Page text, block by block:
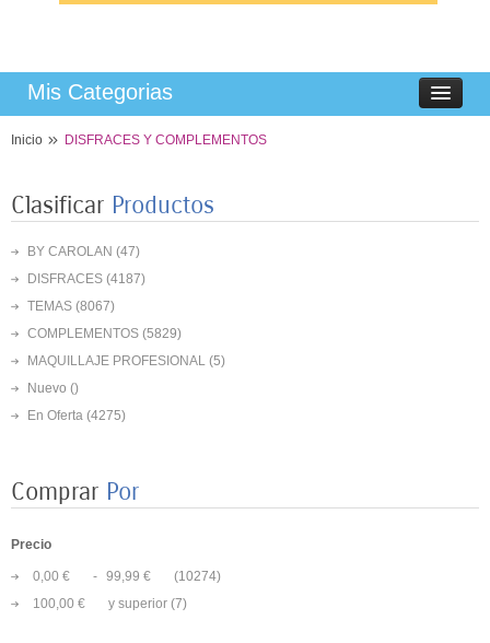
Mis Categorias
Inicio DISFRACES Y COMPLEMENTOS
Clasificar Productos
BY CAROLAN (47)
DISFRACES (4187)
TEMAS (8067)
COMPLEMENTOS (5829)
MAQUILLAJE PROFESIONAL (5)
Nuevo ()
En Oferta (4275)
Comprar Por
Precio
0,00 € - 99,99 €
(10274)
100,00 €
y superior (7)
3,50 €
8 VASOS MARIPOSAS COLORES 250ML
3,25 €